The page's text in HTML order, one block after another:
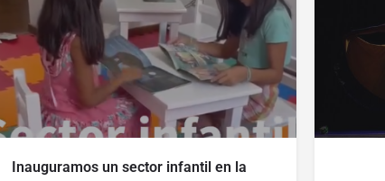
Inauguramos un sector infantil en la